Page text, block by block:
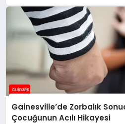
Gainesville’de Zorbalık
Çocuğunun Acılı Hikayesi